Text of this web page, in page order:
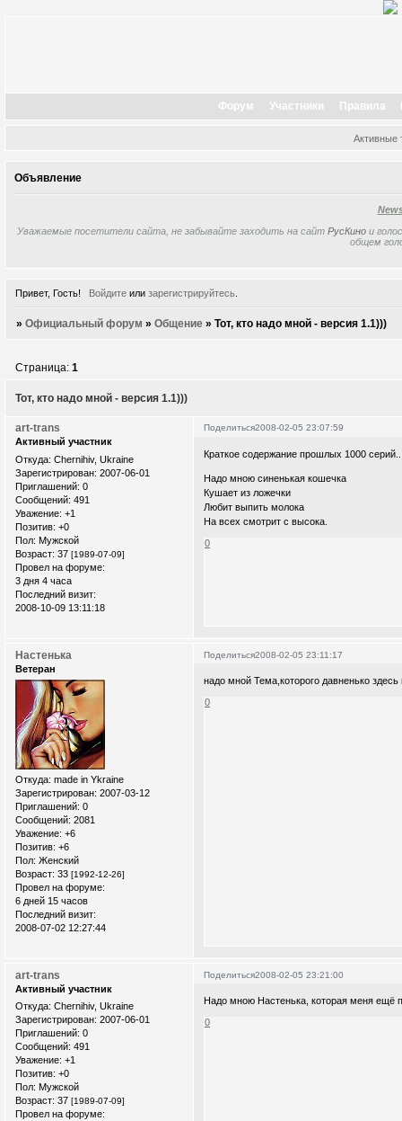
Форум Участники Правила
Активные
Объявление
Уважаемые посетители сайта, не забывайте заходить на сайт РусКино и
общем
Привет, Гость! Войдитеили зарегистрируйтесь.
»Официальный форум »Общение »Тот, кто надо мной - версия 1.1)))
Тот, кто надо мной - версия 1.1)))
Страница:1
Поделиться2008-02-05 23:07:59
art-trans
Активный участник
Откуда: Chernihiv, Ukraine
Зарегистрирован: 2007-06-01
Приглашений: 0
Сообщений: 491
Уважение: +1
Позитив: +0
Пол: Мужской
Возраст: 37 [1989-07-09]
Провел на форуме:
3 дня 4 часа
Последний визит:
2008-10-09 13:11:18
Краткое содержание прошлых 1000
Надо мною синенькая кошечка
Кушает из ложечки
Любит выпить молока
На всех смотрит с высока.
0
Поделиться2008-02-05 23:11:17
Настенька
Ветеран
Откуда: made in Ykraine
Зарегистрирован: 2007-03-12
Приглашений: 0
Сообщений: 2081
Уважение: +6
Позитив: +6
Пол: Женский
Возраст: 33 [1992-12-26]
Провел на форуме:
6 дней 15 часов
Последний визит:
2008-07-02 12:27:44
надо мной Тема,которого давненько
0
Поделиться2008-02-05 23:21:00
art-trans
Активный участник
Откуда: Chernihiv, Ukraine
Зарегистрирован: 2007-06-01
Приглашений: 0
Сообщений: 491
Уважение: +1
Позитив: +0
Пол: Мужской
Возраст: 37 [1989-07-09]
Провел на форуме:
Надо мною Настенька, которая меня ещё
0